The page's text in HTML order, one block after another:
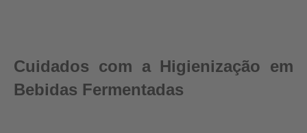
Cuidados com a Higienização em
Bebidas Fermentadas